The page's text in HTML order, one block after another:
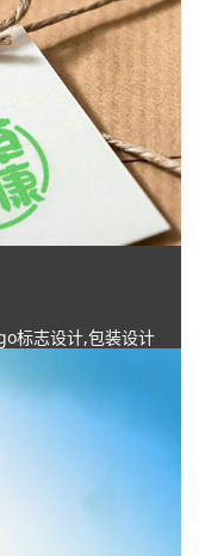
标志设计,包装设计